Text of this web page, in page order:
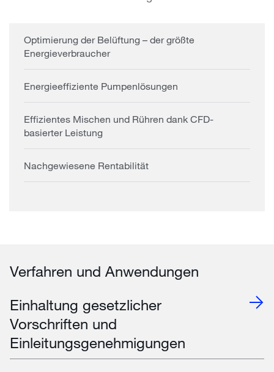
Optimierung der Belüftung – der größte
Energieverbraucher
Energieeffiziente Pumpenlösungen
Effizientes Mischen und Rühren dank CFD-
basierter Leistung
Nachgewiesene Rentabilität
Verfahren und Anwendungen
Einhaltung gesetzlicher
Vorschriften und
Einleitungsgenehmigungen